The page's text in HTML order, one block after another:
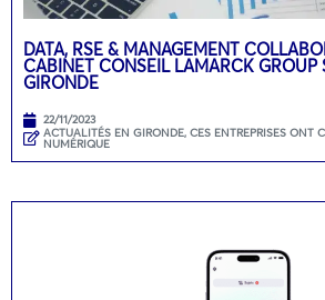
DATA, RSE & MANAGEMENT
CABINET CONSEIL LAMARCK GROUP
GIRONDE
22/11/2023
ACTUALITÉS EN GIRONDE, CES ENTREPRISES ONT
NUMÉRIQUE